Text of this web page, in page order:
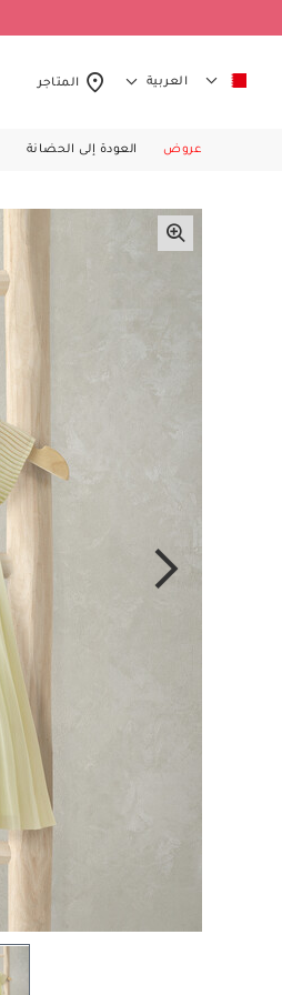
العربية المتاجر
عروض العودة إلى الحضانة